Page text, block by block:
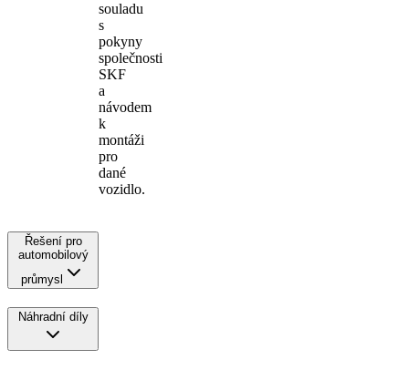
souladu
s
pokyny
společnosti
SKF
a
návodem
k
montáži
pro
dané
vozidlo.
Řešení pro
automobilový
průmysl
Náhradní díly